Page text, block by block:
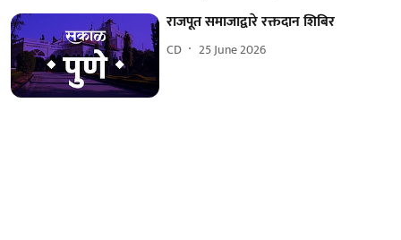
राजपूत समाजाद्वारे रक्तदान शिबिर
CD 25 June 2026